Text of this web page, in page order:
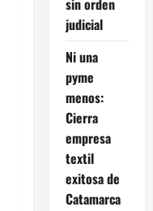
judicial
Ni una
pyme
menos:
Cierra
empresa
textil
exitosa de
Catamarca